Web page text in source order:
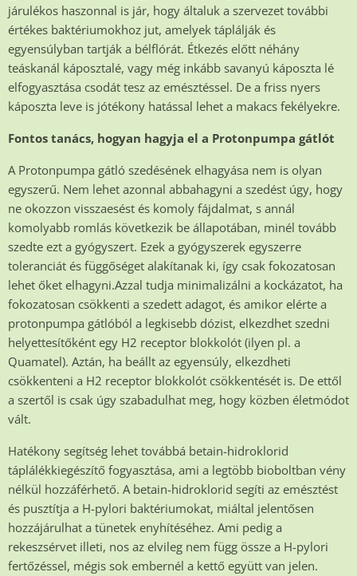
járulékos haszonnal is jár, hogy általuk a szervezet további
értékes baktériumokhoz jut, amelyek táplálják és
egyensúlyban tartják a bélflórát. Étkezés előtt néhány
teáskanál káposztalé, vagy még inkább savanyú káposzta lé
elfogyasztása csodát tesz az emésztéssel. De a friss nyers
káposzta leve is jótékony hatással lehet a makacs fekélyekre.
Fontos tanács, hogyan hagyja el a Protonpumpa gátlót
A Protonpumpa gátló szedésének elhagyása nem is olyan
egyszerű. Nem lehet azonnal abbahagyni a szedést úgy, hogy
ne okozzon visszaesést és komoly fájdalmat, s annál
komolyabb romlás következik be állapotában, minél tovább
szedte ezt a gyógyszert. Ezek a gyógyszerek egyszerre
toleranciát és függőséget alakítanak ki, így csak fokozatosan
lehet őket elhagyni.Azzal tudja minimalizálni a kockázatot, ha
fokozatosan csökkenti a szedett adagot, és amikor elérte a
protonpumpa gátlóból a legkisebb dózist, elkezdhet szedni
helyettesítőként egy H2 receptor blokkolót (ilyen pl. a
Quamatel). Aztán, ha beállt az egyensúly, elkezdheti
csökkenteni a H2 receptor blokkolót csökkentését is. De ettől
a szertől is csak úgy szabadulhat meg, hogy közben életmódot
vált.
Hatékony segítség lehet továbbá betain-hidroklorid
táplálékkiegészítő fogyasztása, ami a legtöbb bioboltban vény
nélkül hozzáférhető. A betain-hidroklorid segíti az emésztést
és pusztítja a H-pylori baktériumokat, miáltal jelentősen
hozzájárulhat a tünetek enyhítéséhez. Ami pedig a
rekeszsérvet illeti, nos az elvileg nem függ össze a H-pylori
fertőzéssel, mégis sok embernél a kettő együtt van jelen.